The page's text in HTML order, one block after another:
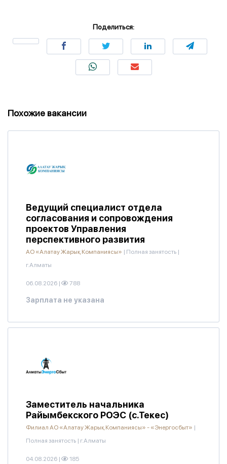
Поделиться:
Похожие вакансии
Ведущий специалист отдела
согласования и сопровождения
проектов Управления
перспективного развития
АО «Алатау Жарық Компаниясы» | Полная занятость |
г.Алматы
06.08.2026 | 788
Зарплата не указана
Заместитель начальника
Райымбекского РОЭС (с.Текес)
Филиал АО «Алатау Жарық Компаниясы» - «Энергосбыт» |
Полная занятость | г.Алматы
04.08.2026 | 185